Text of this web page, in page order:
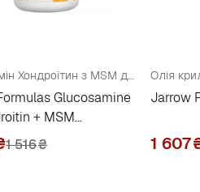
Глюкозамін Хондроїтин з MSM для зміцнення кістково-суглобової системи
Glucosamine
+ MSM
1 516₴
Jarrow
1 607